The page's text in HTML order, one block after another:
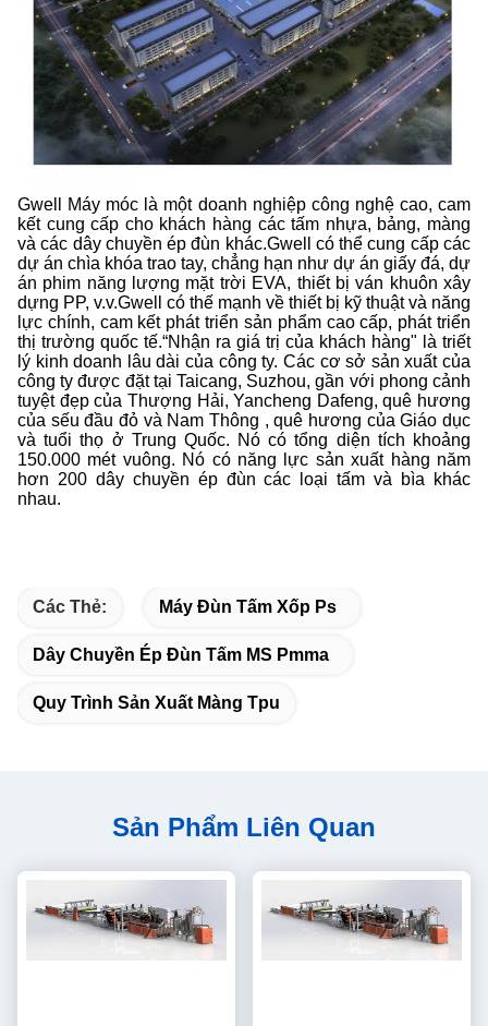
Gwell Máy móc là một doanh nghiệp công nghệ cao, cam
kết cung cấp cho khách hàng các tấm nhựa, bảng, màng
và các dây chuyền ép đùn khác.Gwell có thể cung cấp các
dự án chìa khóa trao tay, chẳng hạn như dự án giấy đá, dự
án phim năng lượng mặt trời EVA, thiết bị ván khuôn xây
dựng PP, v.v.Gwell có thế mạnh về thiết bị kỹ thuật và năng
lực chính, cam kết phát triển sản phẩm cao cấp, phát triển
thị trường quốc tế.“Nhận ra giá trị của khách hàng" là triết
lý kinh doanh lâu dài của công ty. Các cơ sở sản xuất của
công ty được đặt tại Taicang, Suzhou, gần với phong cảnh
tuyệt đẹp của Thượng Hải, Yancheng Dafeng, quê hương
của sếu đầu đỏ và Nam Thông , quê hương của Giáo dục
và tuổi thọ ở Trung Quốc. Nó có tổng diện tích khoảng
150.000 mét vuông. Nó có năng lực sản xuất hàng năm
hơn 200 dây chuyền ép đùn các loại tấm và bìa khác
nhau.
Các Thẻ: Máy Đùn Tấm Xốp Ps
Dây Chuyền Ép Đùn Tấm MS Pmma
Quy Trình Sản Xuất Màng Tpu
Sản Phẩm Liên Quan